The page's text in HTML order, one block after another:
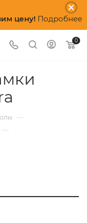
цену! Подробнее
0
—
—